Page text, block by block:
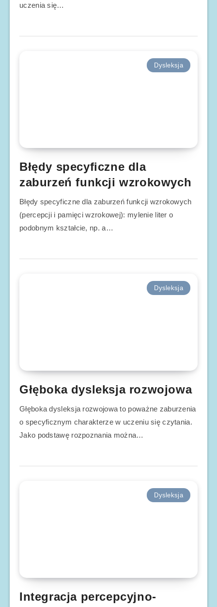
uczenia się…
Dysleksja
Błędy specyficzne dla
zaburzeń funkcji wzrokowych
Błędy specyficzne dla zaburzeń funkcji wzrokowych
(percepcji i pamięci wzrokowej): mylenie liter o
podobnym kształcie, np. a…
Dysleksja
Głęboka dysleksja rozwojowa
Głęboka dysleksja rozwojowa to poważne zaburzenia
o specyficznym charakterze w uczeniu się czytania.
Jako podstawę rozpoznania można…
Dysleksja
Integracja percepcyjno-